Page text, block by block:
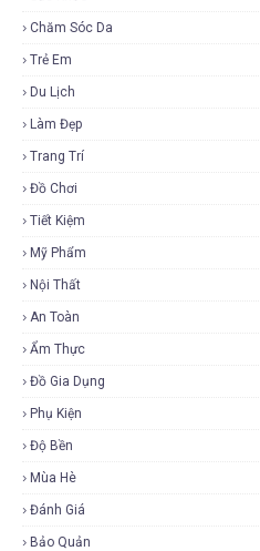
Chăm Sóc Da
Trẻ Em
Du Lịch
Làm Đẹp
Trang Trí
Đồ Chơi
Tiết Kiệm
Mỹ Phẩm
Nội Thất
An Toàn
Ẩm Thực
Đồ Gia Dụng
Phụ Kiện
Độ Bền
Mùa Hè
Đánh Giá
Bảo Quản